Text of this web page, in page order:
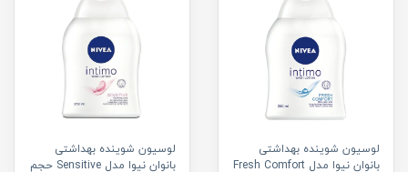
لوسیون شوینده بهداشتی
بانوان نیوا مدل Fresh Comfort
لوسیون شوینده بهداشتی
بانوان نیوا مدل Sensitive حجم